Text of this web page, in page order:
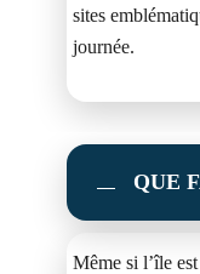
sites
journée.
QUE
Même si l’île